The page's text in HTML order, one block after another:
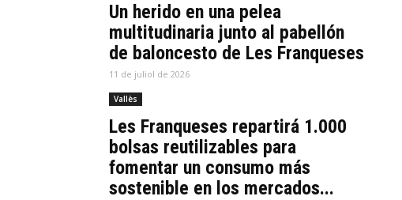
Un herido en una pelea
multitudinaria junto al pabellón
de baloncesto de Les Franqueses
11 de juliol de 2026
Vallès
Les Franqueses repartirá 1.000
bolsas reutilizables para
fomentar un consumo más
sostenible en los mercados...